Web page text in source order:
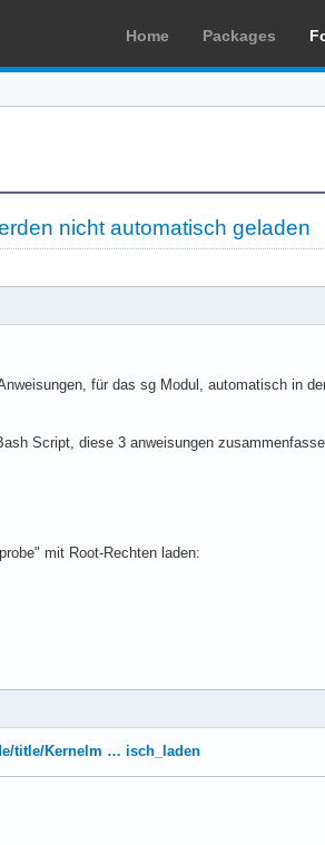
Home Packages
nicht automatisch geladen
für das sg Modul, automatisch in
Script, diese 3 anweisungen
mit Root-Rechten laden:
title/Kernelm … isch_laden